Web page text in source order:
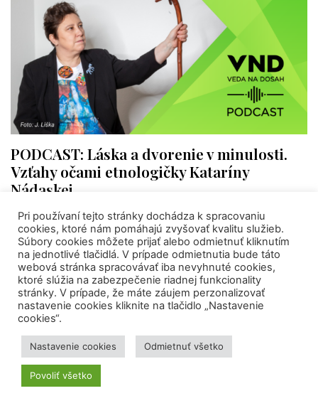
PODCAST: Láska a dvorenie v minulosti.
Vzťahy očami etnologičky Kataríny
Nádaskej
Pri používaní tejto stránky dochádza k spracovaniu
cookies, ktoré nám pomáhajú zvyšovať kvalitu služieb.
Súbory cookies môžete prijať alebo odmietnuť kliknutím
na jednotlivé tlačidlá. V prípade odmietnutia bude táto
webová stránka spracovávať iba nevyhnuté cookies,
ktoré slúžia na zabezpečenie riadnej funkcionality
stránky. V prípade, že máte záujem perzonalizovať
nastavenie cookies kliknite na tlačidlo „Nastavenie
cookies“.
Nastavenie cookies Odmietnuť všetko
Povoliť všetko